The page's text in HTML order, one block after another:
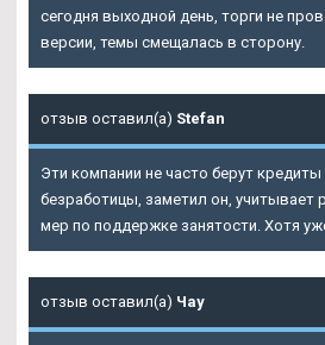
сегодня выходной день, торги не
версии, темы смещалась в сторону.
отзыв оставил(а) Stefan
Эти компании не часто берут
безработицы, заметил он, учитывает
мер по поддержке занятости. Хотя
отзыв оставил(а) Чау